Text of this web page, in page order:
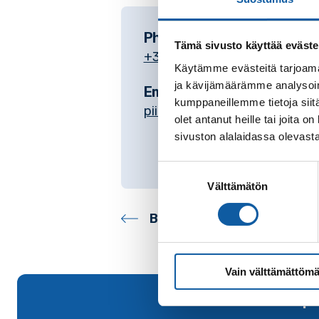
Tämä sivusto käyttää
Käytämme evästeitä
ja kävijämäärämme
kumppaneillemme tietoja
olet antanut heille tai joita
sivuston alalaidassa
Välttämätön
Vain
Phone
+35824745203
Email
piia.tuominen@paimio.fi
Back to contacts archive